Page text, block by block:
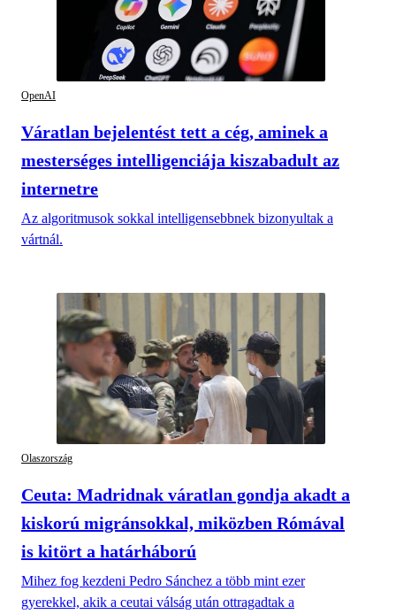
OpenAI
Váratlan bejelentést tett a cég, aminek a
mesterséges intelligenciája kiszabadult az
internetre
Az algoritmusok sokkal intelligensebbnek bizonyultak a
vártnál.
Olaszország
Ceuta: Madridnak váratlan gondja akadt a
kiskorú migránsokkal, miközben Rómával
is kitört a határháború
Mihez fog kezdeni Pedro Sánchez a több mint ezer
gyerekkel, akik a ceutai válság után ottragadtak a